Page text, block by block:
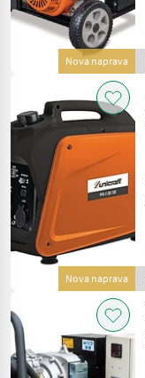
Nova naprava
Nova naprava